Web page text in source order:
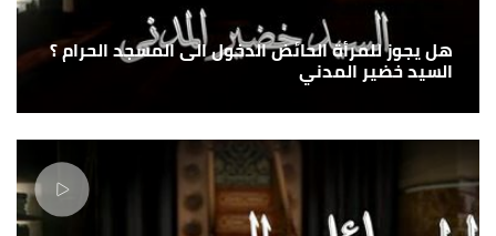
هل يجوز للمرأة الحائض الدخول الى المسجد الحرام ؟
السيد خضير المدني